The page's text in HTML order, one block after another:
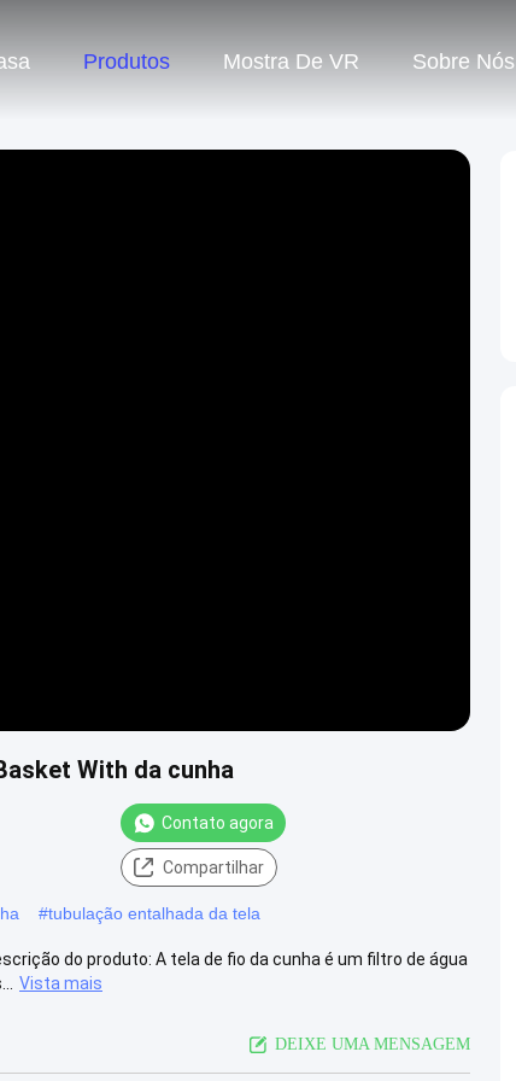
Produtos Mostra De VR Sobre Nós
With da cunha
Contato agora
Compartilhar
#tubulação entalhada da tela
do produto: A tela de fio da cunha é um filtro de água
Vista mais
DEIXE UMA MENSAGEM